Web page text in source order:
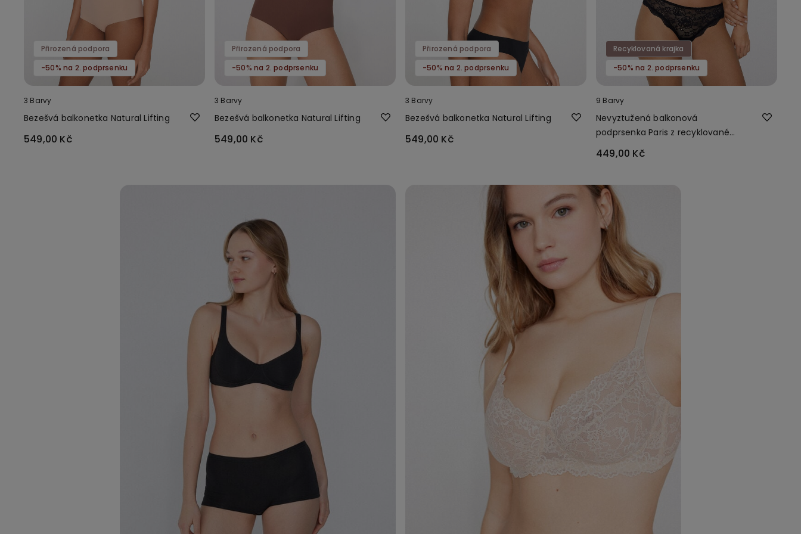
Přirozená podpora
-50% na 2. podprsenku
3 Barvy
Bezešvá balkonetka Natural Lifting
549,00 Kč
Přirozená podpora
-50% na 2. podprsenku
3 Barvy
Bezešvá balkonetka Natural Lifting
549,00 Kč
Přirozená podpora
-50% na 2. podprsenku
3 Barvy
Bezešvá balkonetka Natural Lifting
549,00 Kč
Recyklovaná krajka
-50% na 2. podprsenku
9 Barvy
Nevyztužená balkonová
podprsenka Paris z recyklované
449,00 Kč